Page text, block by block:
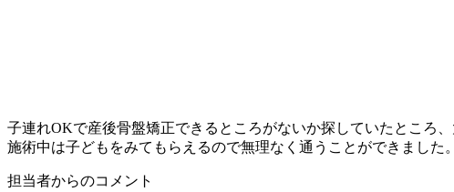
子連れOKで産後骨盤矯正できるところがないか探していたところ、
施術中は子どもをみてもらえるので無理なく通うことができまし
担当者からのコメント